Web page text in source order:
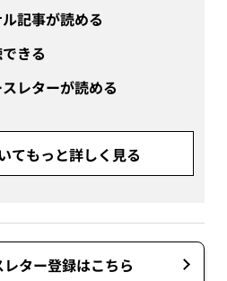
記事が読める
きる
レターが読める
てもっと詳しく見る
ター登録はこちら